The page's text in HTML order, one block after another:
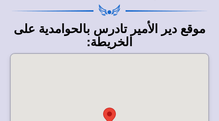
موقع دير الأمير تادرس بالحوامدية على
الخريطة: